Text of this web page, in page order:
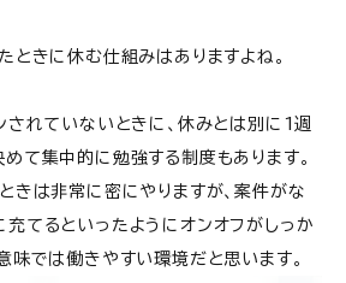
ときに休む仕組みはありますよね。
されていないときに、休みとは別に1週
て集中的に勉強する制度もあります。
きは非常に密にやりますが、案件がな
てるといったようにオンオフがしっか
味では働きやすい環境だと思います。